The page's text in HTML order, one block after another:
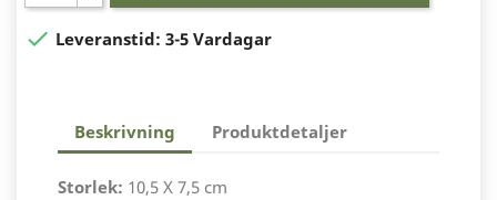
 Leveranstid: 3-5 Vardagar
Beskrivning Produktdetaljer
Storlek: 10,5 X 7,5 cm